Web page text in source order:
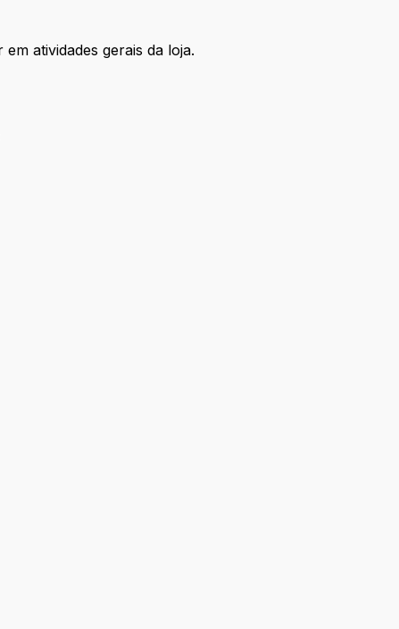
atividades gerais da loja.